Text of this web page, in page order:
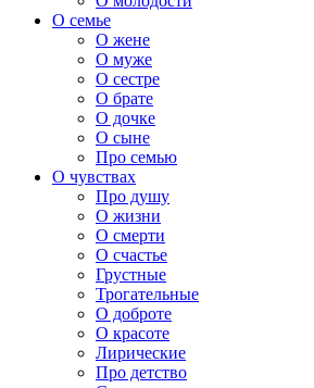
О семье
О жене
О муже
О сестре
О брате
О дочке
О сыне
Про семью
О чувствах
Про душу
О жизни
О смерти
О счастье
Грустные
Трогательные
О доброте
О красоте
Лирические
Про детство